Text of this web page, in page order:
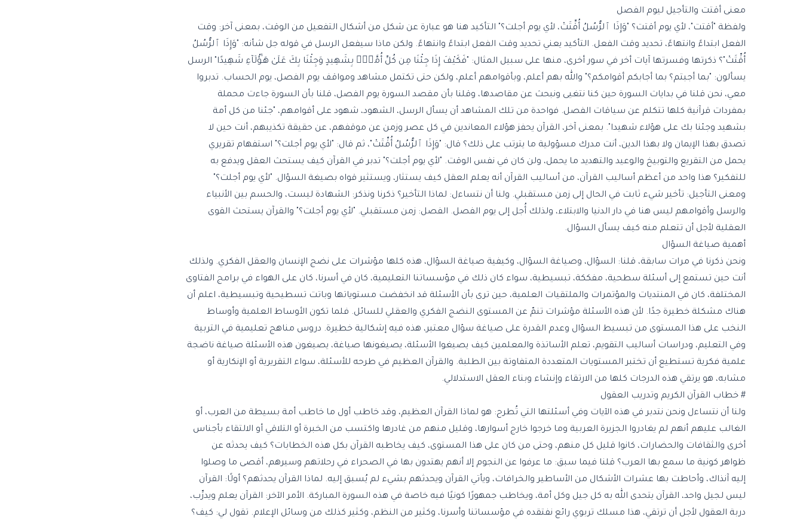
معنى أقتت والتأجيل ليوم الفصل
ولفظة "أقتت"، لأي يوم أقتت؟ "وَإِذَا ٱلرُّسُلُ أُقِّتَتْ، لأي يوم أجلت؟" التأكيد هنا هو عبارة عن شكل من أشكال التفعيل من الوقت، بمعنى آخر: وقت
الفعل ابتداءً وانتهاءً، تحديد وقت الفعل. التأكيد يعني تحديد وقت الفعل ابتداءً وانتهاءً. ولكن ماذا سيفعل الرسل في قوله جل شأنه: "وَإِذَا ٱلرُّسُلُ
أُقِّتَتْ"؟ ذكرتها وفسرتها آيات أخر في سور أخرى، منها على سبيل المثال: "فَكَيْفَ إِذَا جِئْنَا مِن كُلِّ أُمَّةٍۭ بِشَهِيدٍ وَجِئْنَا بِكَ عَلَىٰ هَـٰٓؤُلَآءِ شَهِيدًا" الرسل
يسألون: "بما أجبتم؟ بما أجابكم أقوامكم؟" والله بهم أعلم، وبأقوامهم أعلم، ولكن حتى تكتمل مشاهد ومواقف يوم الفصل، يوم الحساب. تدبروا
معي، نحن قلنا في بدايات السورة حين كنا نتغيى ونبحث عن مقاصدها، وقلنا بأن مقصد السورة يوم الفصل، قلنا بأن السورة جاءت محملة
بمفردات قرآنية كلها تتكلم عن سياقات الفصل. فواحدة من تلك المشاهد أن يسأل الرسل، الشهود، شهود على أقوامهم، "جئنا من كل أمة
بشهيد وجئنا بك على هؤلاء شهيدا". بمعنى آخر، القرآن يحفز هؤلاء المعاندين في كل عصر وزمن عن موقفهم، عن حقيقة تكذيبهم، أنت حين لا
تصدق بهذا الإيمان ولا بهذا الدين، أنت مدرك مسؤولية ما يترتب على ذلك؟ قال: "وَإِذَا ٱلرُّسُلُ أُقِّتَتْ"، ثم قال: "لأي يوم أجلت؟" استفهام تقريري
يحمل من التقريع والتوبيخ والوعيد والتهديد ما يحمل، ولن كان في نفس الوقت. "لأي يوم أجلت؟" تدبر في القرآن كيف يستحث العقل ويدفع به
للتفكير؟ هذا واحد من أعظم أساليب القرآن، من أساليب القرآن أنه يعلم العقل كيف يستثار، ويستثير قواه بصيغة السؤال. "لأي يوم أجلت؟"
ومعنى التأجيل: تأخير شيء ثابت في الحال إلى زمن مستقبلي. ولنا أن نتساءل: لماذا التأخير؟ ذكرنا ونذكر: الشهادة ليست، والحسم بين الأنبياء
والرسل وأقوامهم ليس هنا في دار الدنيا والابتلاء، ولذلك أُجل إلى يوم الفصل. الفصل: زمن مستقبلي. "لأي يوم أجلت؟" والقرآن يستحث القوى
العقلية لأجل أن تتعلم منه كيف يسأل السؤال.
أهمية صياغة السؤال
ونحن ذكرنا في مرات سابقة، قلنا: السؤال، وصياغة السؤال، وكيفية صياغة السؤال، هذه كلها مؤشرات على نضج الإنسان والعقل الفكري. ولذلك
أنت حين تستمع إلى أسئلة سطحية، مفككة، تبسيطية، سواء كان ذلك في مؤسساتنا التعليمية، كان في أسرنا، كان على الهواء في برامج الفتاوى
المختلفة، كان في المنتديات والمؤتمرات والملتقيات العلمية، حين ترى بأن الأسئلة قد انخفضت مستوياتها وباتت تسطيحية وتبسيطية، اعلم أن
هناك مشكلة خطيرة جدًا. لأن هذه الأسئلة مؤشرات تنمّ عن المستوى النضج الفكري والعقلي للسائل. فلما تكون الأوساط العلمية وأوساط
النخب على هذا المستوى من تبسيط السؤال وعدم القدرة على صياغة سؤال معتبر، هذه فيه إشكالية خطيرة. دروس مناهج تعليمية في التربية
وفي التعليم، ودراسات أساليب التقويم، تعلم الأساتذة والمعلمين كيف يصيغوا الأسئلة، يصيغونها صياغة، يصيغون هذه الأسئلة صياغة ناضجة
علمية فكرية تستطيع أن تختبر المستويات المتعددة المتفاوتة بين الطلبة. والقرآن العظيم في طرحه للأسئلة، سواء التقريرية أو الإنكارية أو
مشابه، هو يرتقي هذه الدرجات كلها من الارتقاء وإنشاء وبناء العقل الاستدلالي.
# خطاب القرآن الكريم وتدريب العقول
ولنا أن نتساءل ونحن نتدبر في هذه الآيات وفي أسئلتها التي تُطرح: هو لماذا القرآن العظيم، وقد خاطب أول ما خاطب أمة بسيطة من العرب، أو
الغالب عليهم أنهم لم يغادروا الجزيرة العربية وما خرجوا خارج أسوارها، وقليل منهم من غادرها واكتسب من الخبرة أو التلاقي أو الالتقاء بأجناس
أخرى والثقافات والحضارات، كانوا قليل كل منهم، وحتى من كان على هذا المستوى، كيف يخاطبه القرآن بكل هذه الخطابات؟ كيف يحدثه عن
ظواهر كونية ما سمع بها العرب؟ قلنا فيما سبق: ما عرفوا عن النجوم إلا أنهم يهتدون بها في الصحراء في رحلاتهم وسيرهم، أقصى ما وصلوا
إليه آنذاك، وأحاطت بها عشرات الأشكال من الأساطير والخرافات، ويأتي القرآن ويحدثهم بشيء لم يُسبق إليه. لماذا القرآن يحدثهم؟ أولًا: القرآن
ليس لجيل واحد، القرآن يتحدى الله به كل جيل وكل أمة، ويخاطب جمهورًا كونيًا فيه خاصة في هذه السورة المباركة. الأمر الآخر: القرآن يعلم ويدرِّب،
دربة العقول لأجل أن ترتقي، هذا مسلك تربوي رائع نفتقده في مؤسساتنا وأسرنا، وكثير من النظم، وكثير كذلك من وسائل الإعلام. تقول لي: كيف؟